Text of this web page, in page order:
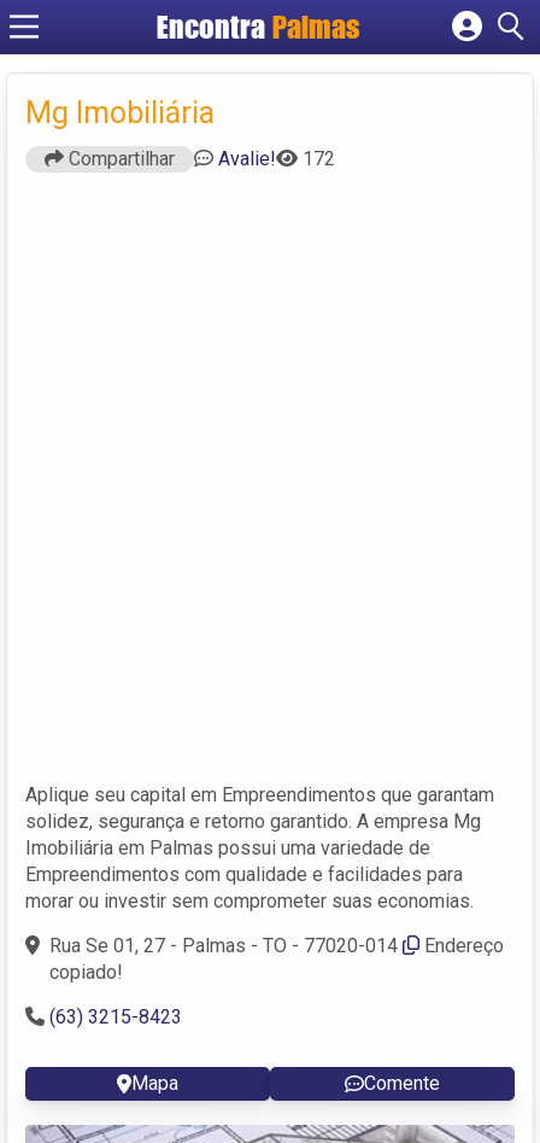
Encontra Palmas
Cadastrar empresa
Mg Imobiliária
Compartilhar Avalie! 172
Aplique seu capital em Empreendimentos que garantam
solidez, segurança e retorno garantido. A empresa Mg
Imobiliária em Palmas possui uma variedade de
Empreendimentos com qualidade e facilidades para
morar ou investir sem comprometer suas economias.
Rua Se 01, 27 - Palmas - TO - 77020-014
Endereço
copiado!
(63) 3215-8423
Mapa Comente